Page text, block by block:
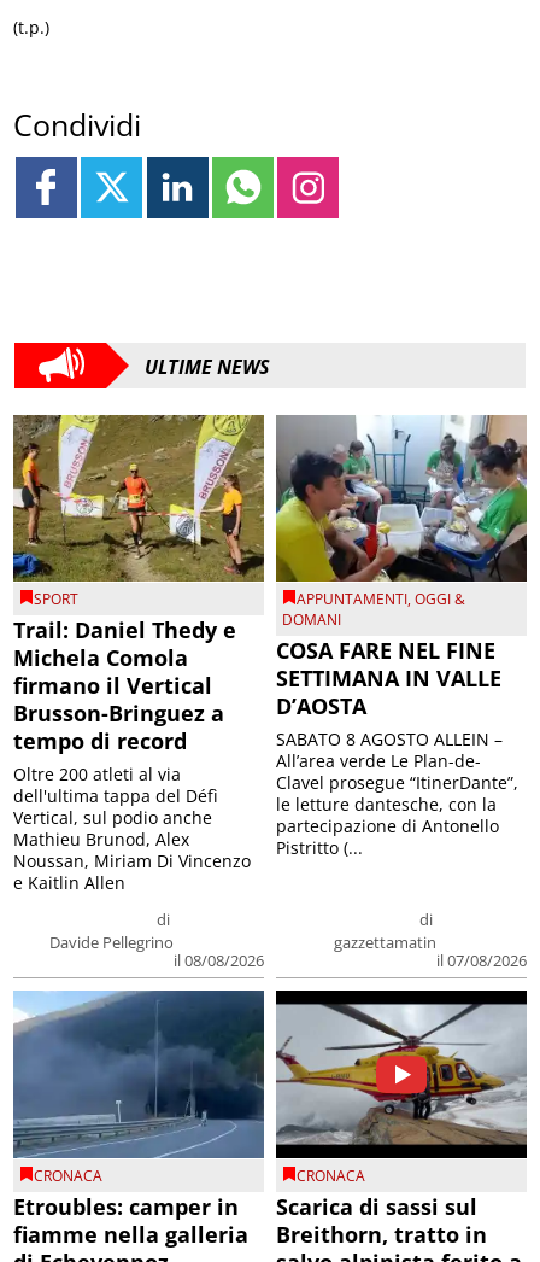
(t.p.)
Condividi
ULTIME NEWS
SPORT
Trail: Daniel Thedy e
Michela Comola
firmano il Vertical
Brusson-Bringuez a
tempo di record
di
Davide Pellegrino
il 08/08/2026
Oltre 200 atleti al via
dell'ultima tappa del Défì
Vertical, sul podio anche
Mathieu Brunod, Alex
Noussan, Miriam Di Vincenzo
e Kaitlin Allen
APPUNTAMENTI,OGGI &
DOMANI
COSA FARE NEL FINE
SETTIMANA IN VALLE
D’AOSTA
di
gazzettamatin
il 07/08/2026
SABATO 8 AGOSTO ALLEIN –
All’area verde Le Plan-de-
Clavel prosegue “ItinerDante”,
le letture dantesche, con la
partecipazione di Antonello
Pistritto (...
CRONACA
Etroubles: camper in
fiamme nella galleria
CRONACA
Scarica di sassi sul
Breithorn, tratto in